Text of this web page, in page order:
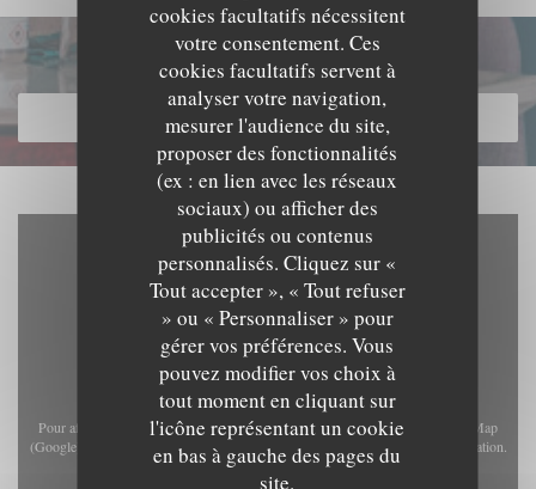
cookies facultatifs nécessitent
votre consentement. Ces
cookies facultatifs servent à
analyser votre navigation,
mesurer l'audience du site,
proposer des fonctionnalités
(ex : en lien avec les réseaux
sociaux) ou afficher des
publicités ou contenus
personnalisés. Cliquez sur «
Tout accepter », « Tout refuser
» ou « Personnaliser » pour
gérer vos préférences. Vous
pouvez modifier vos choix à
tout moment en cliquant sur
l'icône représentant un cookie
en bas à gauche des pages du
site.
Découvrir notre carte
DÉCOUVRIR NOTRE CARTE
Pour afficher la carte interactive Waze, vous devez accepter les cookies Waze Map
(Google). Ces cookies peuvent collecter des données de navigation et de localisation.